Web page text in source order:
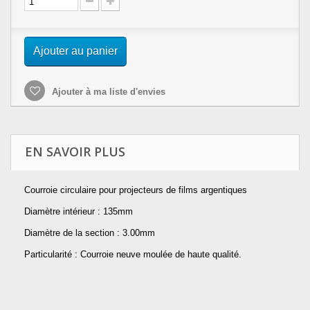
Ajouter au panier
Ajouter à ma liste d'envies
EN SAVOIR PLUS
Courroie circulaire pour projecteurs de films argentiques
Diamètre intérieur : 135mm
Diamètre de la section : 3.00mm
Particularité : Courroie neuve moulée de haute qualité.